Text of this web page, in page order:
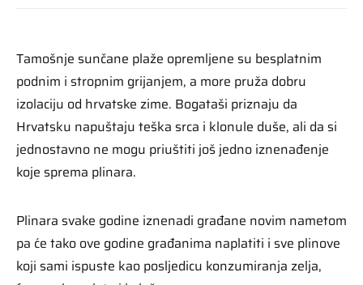
Tamošnje sunčane plaže opremljene su besplatnim
podnim i stropnim grijanjem, a more pruža dobru
izolaciju od hrvatske zime. Bogataši priznaju da
Hrvatsku napuštaju teška srca i klonule duše, ali da si
jednostavno ne mogu priuštiti još jedno iznenađenje
koje sprema plinara.
Plinara svake godine iznenadi građane novim nametom
pa će tako ove godine građanima naplatiti i sve plinove
koji sami ispuste kao posljedicu konzumiranja zelja,